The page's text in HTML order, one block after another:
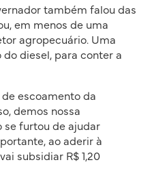
também falou das
em menos de uma
agropecuário. Uma
do diesel, para conter a
escoamento da
demos nossa
se furtou de ajudar
ao aderir à
subsidiar R$ 1,20